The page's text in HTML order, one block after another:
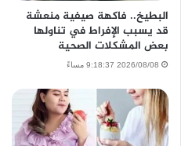
البطيخ.. فاكهة صيفية منعشة
قد يسبب الإفراط في تناولها
بعض المشكلات الصحية
2026/08/08 9:18:37 مساءً